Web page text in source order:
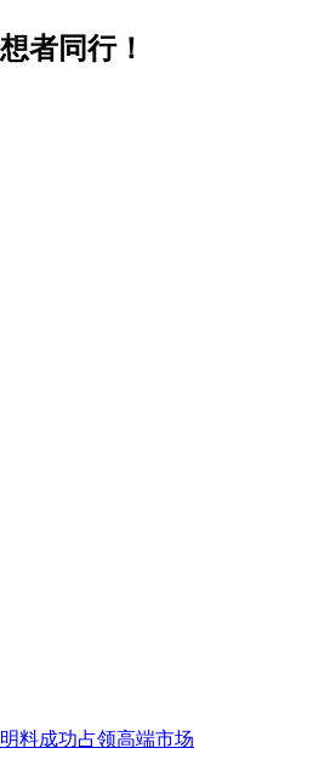
者同行！
料成功占领高端市场